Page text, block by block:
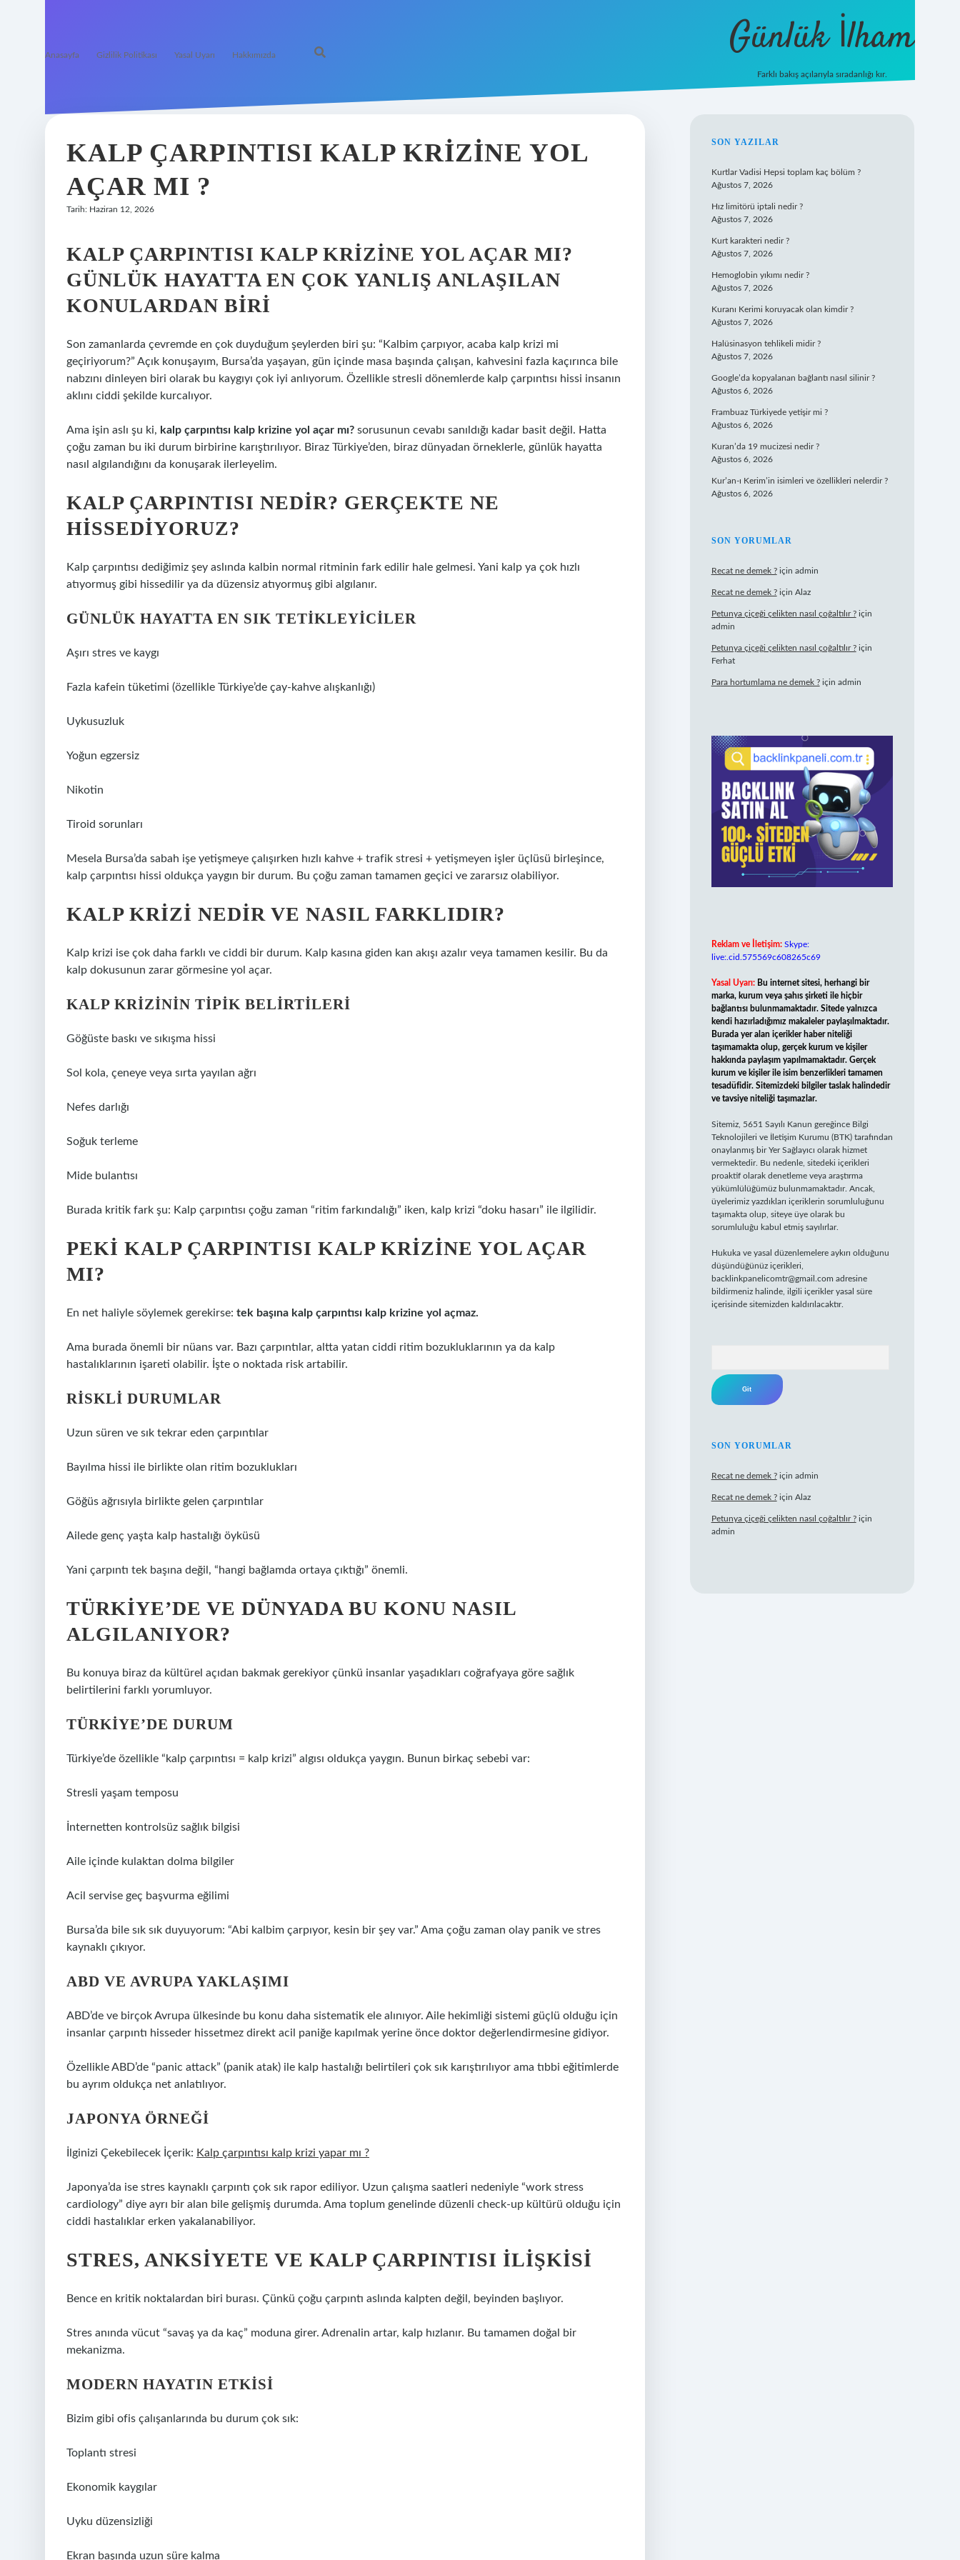
Anasayfa Gizlilik Politikası Yasal Uyarı Hakkımızda Günlük İlham
Farklı bakış açılarıyla sıradanlığı kır.
KALP ÇARPINTISI KALP KRIZINE YOL
AÇAR MI ?
Tarih: Haziran 12, 2026
KALP ÇARPINTISI KALP KRIZINE YOL AÇAR MI?
GÜNLÜK HAYATTA EN ÇOK YANLIŞ ANLAŞILAN
KONULARDAN BIRI
Son zamanlarda çevremde en çok duyduğum şeylerden biri şu: “Kalbim çarpıyor, acaba kalp krizi mi
geçiriyorum?” Açık konuşayım, Bursa’da yaşayan, gün içinde masa başında çalışan, kahvesini fazla kaçırınca bile
nabzını dinleyen biri olarak bu kaygıyı çok iyi anlıyorum. Özellikle stresli dönemlerde kalp çarpıntısı hissi insanın
aklını ciddi şekilde kurcalıyor.
Ama işin aslı şu ki, kalp çarpıntısı kalp krizine yol açar mı? sorusunun cevabı sanıldığı kadar basit değil. Hatta
çoğu zaman bu iki durum birbirine karıştırılıyor. Biraz Türkiye’den, biraz dünyadan örneklerle, günlük hayatta
nasıl algılandığını da konuşarak ilerleyelim.
KALP ÇARPINTISI NEDIR? GERÇEKTE NE
HISSEDIYORUZ?
Kalp çarpıntısı dediğimiz şey aslında kalbin normal ritminin fark edilir hale gelmesi. Yani kalp ya çok hızlı
atıyormuş gibi hissedilir ya da düzensiz atıyormuş gibi algılanır.
GÜNLÜK HAYATTA EN SIK TETIKLEYICILER
Aşırı stres ve kaygı
Fazla kafein tüketimi (özellikle Türkiye’de çay-kahve alışkanlığı)
Uykusuzluk
Yoğun egzersiz
Nikotin
Tiroid sorunları
Mesela Bursa’da sabah işe yetişmeye çalışırken hızlı kahve + trafik stresi + yetişmeyen işler üçlüsü birleşince,
kalp çarpıntısı hissi oldukça yaygın bir durum. Bu çoğu zaman tamamen geçici ve zararsız olabiliyor.
KALP KRIZI NEDIR VE NASIL FARKLIDIR?
Kalp krizi ise çok daha farklı ve ciddi bir durum. Kalp kasına giden kan akışı azalır veya tamamen kesilir. Bu da
kalp dokusunun zarar görmesine yol açar.
KALP KRIZININ TIPIK BELIRTILERI
Göğüste baskı ve sıkışma hissi
Sol kola, çeneye veya sırta yayılan ağrı
Nefes darlığı
Soğuk terleme
Mide bulantısı
Burada kritik fark şu: Kalp çarpıntısı çoğu zaman “ritim farkındalığı” iken, kalp krizi “doku hasarı” ile ilgilidir.
PEKI KALP ÇARPINTISI KALP KRIZINE YOL AÇAR
MI?
En net haliyle söylemek gerekirse: tek başına kalp çarpıntısı kalp krizine yol açmaz.
Ama burada önemli bir nüans var. Bazı çarpıntılar, altta yatan ciddi ritim bozukluklarının ya da kalp
hastalıklarının işareti olabilir. İşte o noktada risk artabilir.
RISKLI DURUMLAR
Uzun süren ve sık tekrar eden çarpıntılar
Bayılma hissi ile birlikte olan ritim bozuklukları
Göğüs ağrısıyla birlikte gelen çarpıntılar
Ailede genç yaşta kalp hastalığı öyküsü
Yani çarpıntı tek başına değil, “hangi bağlamda ortaya çıktığı” önemli.
TÜRKIYE’DE VE DÜNYADA BU KONU NASIL
ALGILANIYOR?
Bu konuya biraz da kültürel açıdan bakmak gerekiyor çünkü insanlar yaşadıkları coğrafyaya göre sağlık
belirtilerini farklı yorumluyor.
TÜRKIYE’DE DURUM
Türkiye’de özellikle “kalp çarpıntısı = kalp krizi” algısı oldukça yaygın. Bunun birkaç sebebi var:
Stresli yaşam temposu
İnternetten kontrolsüz sağlık bilgisi
Aile içinde kulaktan dolma bilgiler
Acil servise geç başvurma eğilimi
Bursa’da bile sık sık duyuyorum: “Abi kalbim çarpıyor, kesin bir şey var.” Ama çoğu zaman olay panik ve stres
kaynaklı çıkıyor.
ABD VE AVRUPA YAKLAŞIMI
ABD’de ve birçok Avrupa ülkesinde bu konu daha sistematik ele alınıyor. Aile hekimliği sistemi güçlü olduğu için
insanlar çarpıntı hisseder hissetmez direkt acil paniğe kapılmak yerine önce doktor değerlendirmesine gidiyor.
Özellikle ABD’de “panic attack” (panik atak) ile kalp hastalığı belirtileri çok sık karıştırılıyor ama tıbbi eğitimlerde
bu ayrım oldukça net anlatılıyor.
JAPONYA ÖRNEĞI
İlginizi Çekebilecek İçerik: Kalp çarpıntısı kalp krizi yapar mı ?
Japonya’da ise stres kaynaklı çarpıntı çok sık rapor ediliyor. Uzun çalışma saatleri nedeniyle “work stress
cardiology” diye ayrı bir alan bile gelişmiş durumda. Ama toplum genelinde düzenli check-up kültürü olduğu için
ciddi hastalıklar erken yakalanabiliyor.
STRES, ANKSIYETE VE KALP ÇARPINTISI İLIŞKISI
Bence en kritik noktalardan biri burası. Çünkü çoğu çarpıntı aslında kalpten değil, beyinden başlıyor.
Stres anında vücut “savaş ya da kaç” moduna girer. Adrenalin artar, kalp hızlanır. Bu tamamen doğal bir
mekanizma.
MODERN HAYATIN ETKISI
Bizim gibi ofis çalışanlarında bu durum çok sık:
Toplantı stresi
Ekonomik kaygılar
Uyku düzensizliği
Ekran başında uzun süre kalma
SIDEBAR
SON YAZILAR
Kurtlar Vadisi Hepsi toplam kaç bölüm ?
Ağustos 7, 2026
Hız limitörü iptali nedir ?
Ağustos 7, 2026
Kurt karakteri nedir ?
Ağustos 7, 2026
Hemoglobin yıkımı nedir ?
Ağustos 7, 2026
Kuranı Kerimi koruyacak olan kimdir ?
Ağustos 7, 2026
Halüsinasyon tehlikeli midir ?
Ağustos 7, 2026
Google’da kopyalanan bağlantı nasıl silinir ?
Ağustos 6, 2026
Frambuaz Türkiyede yetişir mi ?
Ağustos 6, 2026
Kuran’da 19 mucizesi nedir ?
Ağustos 6, 2026
Kur’an-ı Kerim’in isimleri ve özellikleri nelerdir ?
Ağustos 6, 2026
SON YORUMLAR
Recat ne demek ?için admin
Recat ne demek ?için Alaz
Petunya çiçeği çelikten nasıl çoğaltılır ?için
admin
Petunya çiçeği çelikten nasıl çoğaltılır ?için
Ferhat
Para hortumlama ne demek ?için admin
Reklam ve İletişim: Skype:
live:.cid.575569c608265c69
Yasal Uyarı: Bu internet sitesi, herhangi bir
marka, kurum veya şahıs şirketi ile hiçbir
bağlantısı bulunmamaktadır. Sitede yalnızca
kendi hazırladığımız makaleler paylaşılmaktadır.
Burada yer alan içerikler haber niteliği
taşımamakta olup, gerçek kurum ve kişiler
hakkında paylaşım yapılmamaktadır. Gerçek
kurum ve kişiler ile isim benzerlikleri tamamen
tesadüfidir. Sitemizdeki bilgiler taslak halindedir
ve tavsiye niteliği taşımazlar.
Sitemiz, 5651 Sayılı Kanun gereğince Bilgi
Teknolojileri ve İletişim Kurumu (BTK) tarafından
onaylanmış bir Yer Sağlayıcı olarak hizmet
vermektedir. Bu nedenle, sitedeki içerikleri
proaktif olarak denetleme veya araştırma
yükümlülüğümüz bulunmamaktadır. Ancak,
üyelerimiz yazdıkları içeriklerin sorumluluğunu
taşımakta olup, siteye üye olarak bu
sorumluluğu kabul etmiş sayılırlar.
Hukuka ve yasal düzenlemelere aykırı olduğunu
düşündüğünüz içerikleri,
backlinkpanelicomtr@gmail.com adresine
bildirmeniz halinde, ilgili içerikler yasal süre
içerisinde sitemizden kaldırılacaktır.
SON YORUMLAR
Recat ne demek ?için admin
Recat ne demek ?için Alaz
Petunya çiçeği çelikten nasıl çoğaltılır ?için
admin